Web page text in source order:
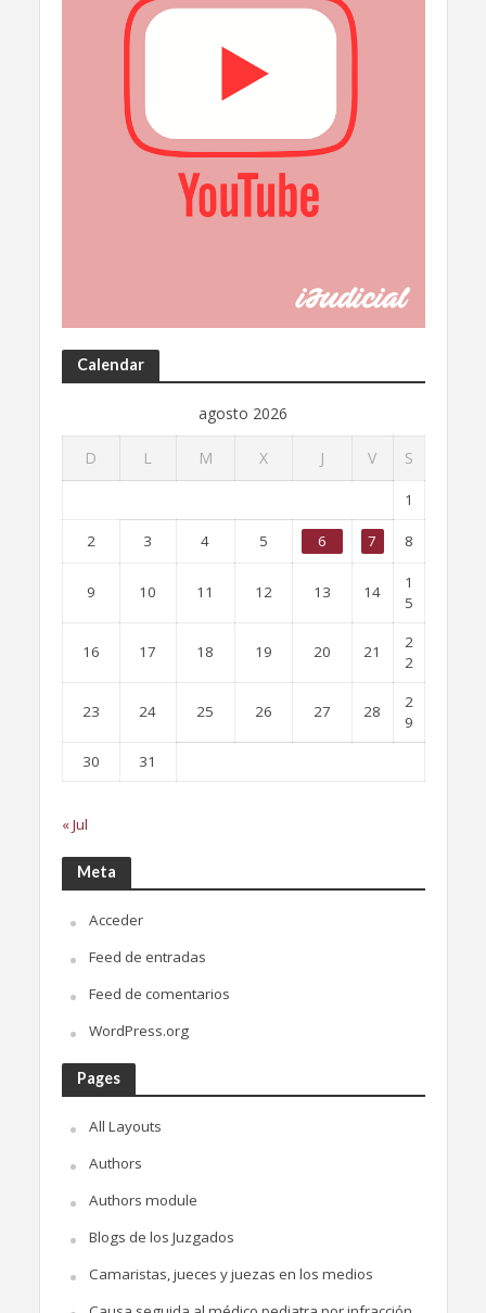
Calendar
agosto 2026
D L M X J V S
1
2 3 4 5 6 7 8
9 10 11 12 13 14
1
5
16 17 18 19 20 21
2
2
23 24 25 26 27 28
2
9
30
31
« Jul
Meta
Acceder
Feed de entradas
Feed de comentarios
WordPress.org
Pages
All Layouts
Authors
Authors module
Blogs de los Juzgados
Camaristas, jueces y juezas en los medios